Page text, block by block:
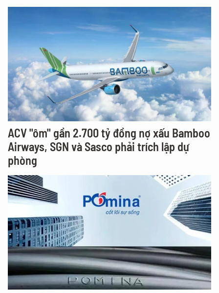
ACV "ôm" gần 2.700 tỷ đồng nợ xấu Bamboo
Airways, SGN và Sasco phải trích lập dự
phòng